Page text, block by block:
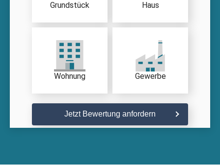
Grundstück Haus
Wohnung Gewerbe
Jetzt Bewertung anfordern